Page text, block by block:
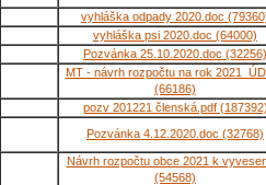
vyhláška odpady 2020.doc
vyhláška psi 2020.doc (64000)
Pozvánka 25.10.2020.doc (32256)
MT - návrh rozpočtu na rok
(66186)
pozv 201221 členská.pdf (187392)
Pozvánka 4.12.2020.doc (32768)
Návrh rozpočtu obce 2021 k
(54568)